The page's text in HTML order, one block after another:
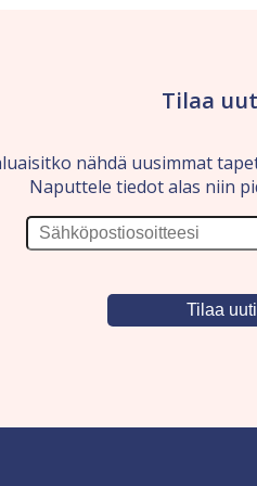
Tilaa
nähdä uusimmat
Naputtele tiedot alas niin